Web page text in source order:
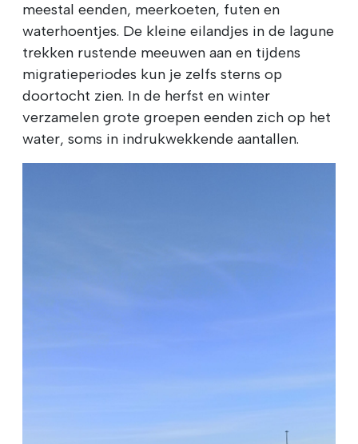
meestal eenden, meerkoeten, futen en
waterhoentjes. De kleine eilandjes in de lagune
trekken rustende meeuwen aan en tijdens
migratieperiodes kun je zelfs sterns op
doortocht zien. In de herfst en winter
verzamelen grote groepen eenden zich op het
water, soms in indrukwekkende aantallen.